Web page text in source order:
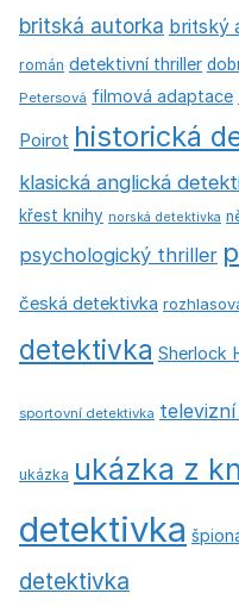
britská autorka britský
román detektivní thriller
Petersová filmová adaptace
Poirot historická
klasická anglická
křest knihy norská detektivka
psychologický thriller
česká detektivka
detektivka Sherlock
sportovní detektivka
ukázka ukázka z
detektivka
detektivka